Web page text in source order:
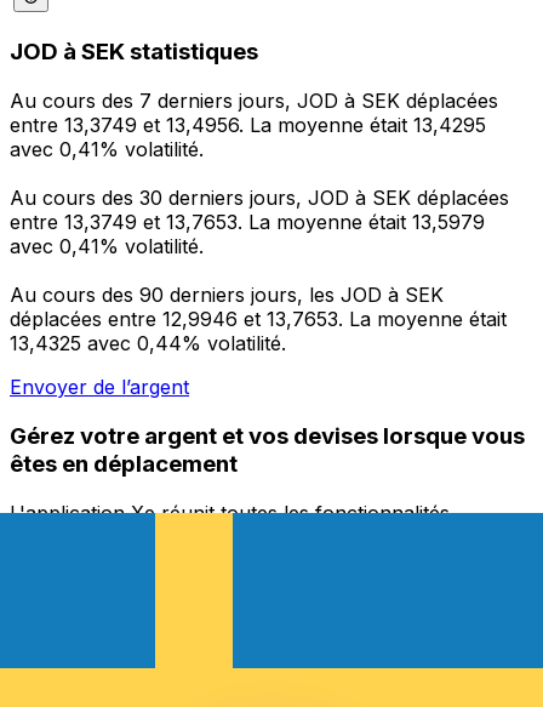
JOD à SEK statistiques
Au cours des 7 derniers jours, JOD à SEK déplacées
entre 13,3749 et 13,4956. La moyenne était 13,4295
avec 0,41% volatilité.
Au cours des 30 derniers jours, JOD à SEK déplacées
entre 13,3749 et 13,7653. La moyenne était 13,5979
avec 0,41% volatilité.
Au cours des 90 derniers jours, les JOD à SEK
déplacées entre 12,9946 et 13,7653. La moyenne était
13,4325 avec 0,44% volatilité.
Envoyer de l’argent
Gérez votre argent et vos devises lorsque vous
êtes en déplacement
L'application Xe réunit toutes les fonctionnalités